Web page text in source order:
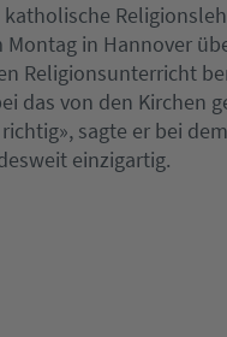
in Hannover
Religionsunterricht
das von den Kirchen
sagte er bei
einzigartig.